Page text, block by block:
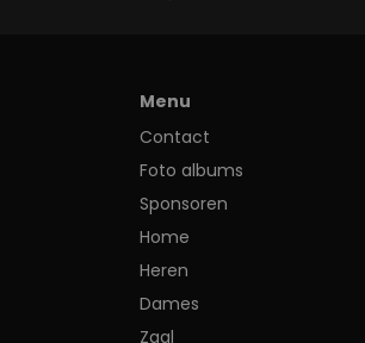
Menu
Contact
Foto albums
Sponsoren
Home
Heren
Dames
Zaal